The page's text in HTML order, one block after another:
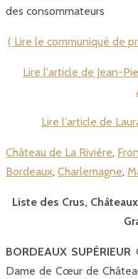
des consommateurs
( Lire le communiqué de
Lire l'article de Jean-
Lire l'article de
Château de La Rivière,
Bordeaux, Charlemagne,
Liste des Crus,
BORDEAUX SUPÉRIEUR
Dame de Cœur de